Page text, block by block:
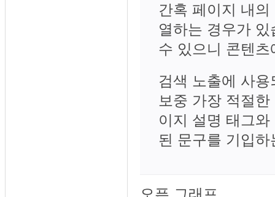
간혹 페이지 내
열하는 경우가
수 있으니 콘텐
검색 노출에 사
보중 가장 적절
이지 설명 태그
된 문구를 기입
오픈 그래프